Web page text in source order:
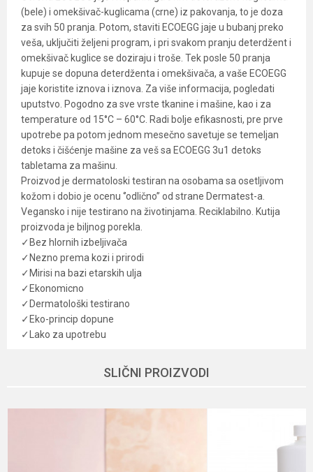
(bele) i omekšivač-kuglicama (crne) iz pakovanja, to je doza
za svih 50 pranja. Potom, staviti ECOEGG jaje u bubanj preko
veša, uključiti željeni program, i pri svakom pranju deterdžent i
omekšivač kuglice se doziraju i troše. Tek posle 50 pranja
kupuje se dopuna deterdženta i omekšivača, a vaše ECOEGG
jaje koristite iznova i iznova. Za više informacija, pogledati
uputstvo. Pogodno za sve vrste tkanine i mašine, kao i za
temperature od 15°C – 60°C. Radi bolje efikasnosti, pre prve
upotrebe pa potom jednom mesečno savetuje se temeljan
detoks i čišćenje mašine za veš sa ECOEGG 3u1 detoks
tabletama za mašinu.
Proizvod je dermatoloski testiran na osobama sa osetljivom
kožom i dobio je ocenu ‘’odlično’’ od strane Dermatest-a.
Vegansko i nije testirano na životinjama. Reciklabilno. Kutija
proizvoda je biljnog porekla.
✓Bez hlornih izbeljivača
✓Nezno prema kozi i prirodi
✓Mirisi na bazi etarskih ulja
✓Ekonomicno
✓Dermatološki testirano
✓Eko-princip dopune
✓Lako za upotrebu
Zdravija higijena
Email
SLIČNI PROIZVODI